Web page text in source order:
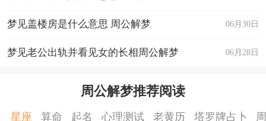
06月30日
梦见盖楼房是什么意思 周公解梦
06月28日
梦见老公出轨并看见女的长相周公解梦
周公解梦推荐阅读
星座 算命 起名 心理测试 老黄历 塔罗牌占卜